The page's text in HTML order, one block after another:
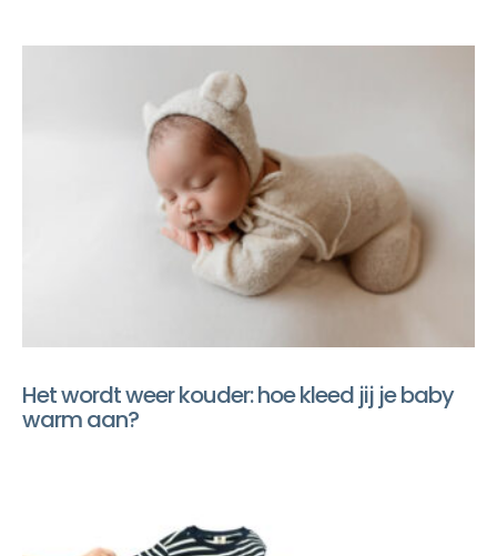
Het wordt weer kouder: hoe kleed jij je baby
warm aan?